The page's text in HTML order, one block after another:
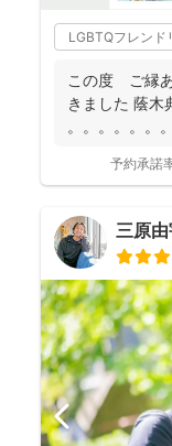
LGBTQフレンド
この度 ご縁
きました 蔭木
。。。。。。
予約承諾
三原